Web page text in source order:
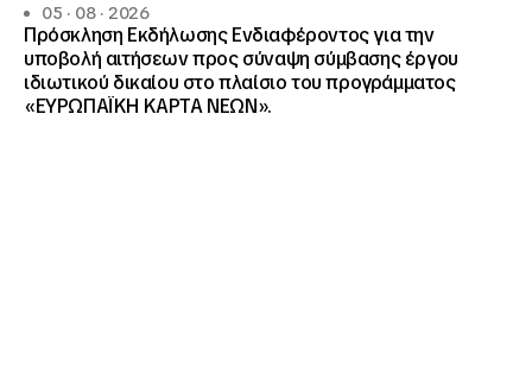
05 · 08 · 2026
Πρόσκληση Εκδήλωσης Ενδιαφέροντος για την
υποβολή αιτήσεων προς σύναψη σύμβασης έργου
ιδιωτικού δικαίου στο πλαίσιο του προγράμματος
«ΕΥΡΩΠΑΪΚΗ ΚΑΡΤΑ ΝΕΩΝ».